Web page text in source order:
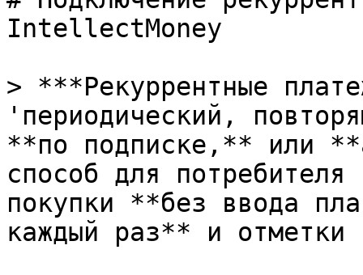
IntellectMoney
> ***Рекуррентные
'периодический,
**по подписке,** или
способ для потребителя
покупки **без ввода
каждый раз** и отметки